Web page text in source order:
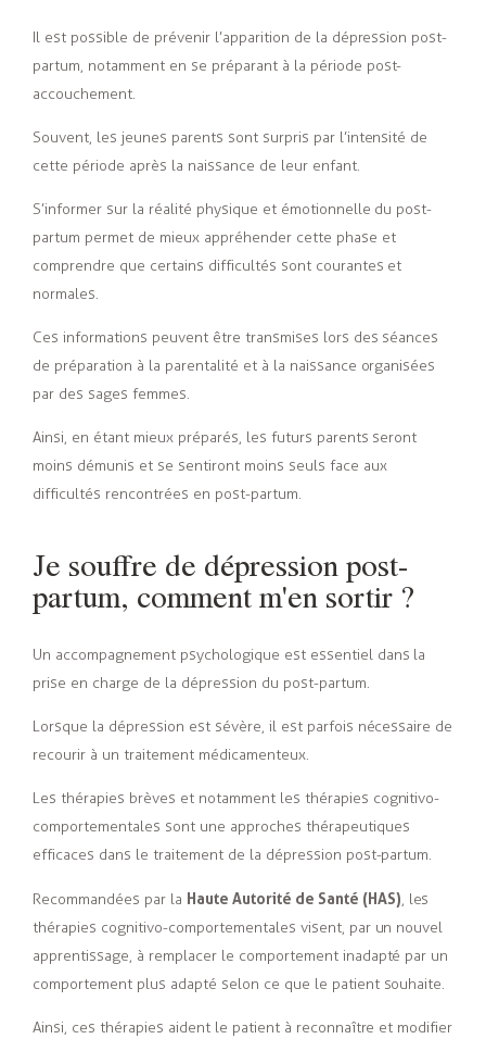
Il est possible de prévenir l’apparition de la dépression post-
partum, notamment en se préparant à la période post-
accouchement.
Souvent, les jeunes parents sont surpris par l’intensité de
cette période après la naissance de leur enfant.
S’informer sur la réalité physique et émotionnelle du post-
partum permet de mieux appréhender cette phase et
comprendre que certains difficultés sont courantes et
normales.
Ces informations peuvent être transmises lors des séances
de préparation à la parentalité et à la naissance organisées
par des sages femmes.
Ainsi, en étant mieux préparés, les futurs parents seront
moins démunis et se sentiront moins seuls face aux
difficultés rencontrées en post-partum.
Je souffre de dépression post-
partum, comment m'en sortir ?
Un accompagnement psychologique est essentiel dans la
prise en charge de la dépression du post-partum.
Lorsque la dépression est sévère, il est parfois nécessaire de
recourir à un traitement médicamenteux.
Les thérapies brèves et notamment les thérapies cognitivo-
comportementales sont une approches thérapeutiques
efficaces dans le traitement de la dépression post-partum.
Recommandées par la Haute Autorité de Santé (HAS), les
thérapies cognitivo-comportementales visent, par un nouvel
apprentissage, à remplacer le comportement inadapté par un
comportement plus adapté selon ce que le patient souhaite.
Ainsi, ces thérapies aident le patient à reconnaître et modifier